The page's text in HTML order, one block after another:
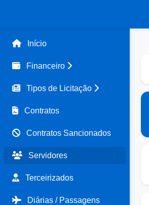
Início
Financeiro
Tipos de Licitação
Contratos
Contratos Sancionados
Servidores
Terceirizados
Diárias / Passagens